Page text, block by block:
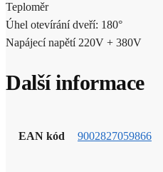
Teploměr
Úhel otevírání dveří: 180°
Napájecí napětí 220V + 380V
Další informace
EAN kód 9002827059866